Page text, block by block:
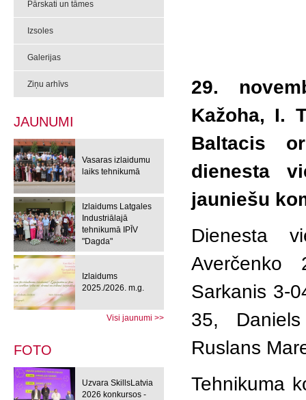
Pārskati un tāmes
Izsoles
Galerijas
Ziņu arhīvs
JAUNUMI
Vasaras izlaidumu
laiks tehnikumā
Izlaidums Latgales
Industriālajā
tehnikumā IPĪV
"Dagda"
Izlaidums
2025./2026. m.g.
Visi jaunumi >>
FOTO
Uzvara SkillsLatvia
2026 konkursos -
29.
Kažoha, I.
Baltacis
dienesta
jauniešu
Dienesta
Averčenko
Sarkanis 3-
35,
Ruslans
Tehnikuma